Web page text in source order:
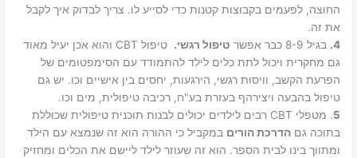
החוצה, לפעמים בקבוצות קטנות כדי לסייע לו. צריך לבדוק איך לקבל
את זה.
4. בגיל 8-9 כבר אפשר טיפול רגשי.
טיפול CBT והוא אכן יעיל מאוד
גם מחקרית ויכול לתת כלים לילד להתמודד עם הסימפטומים של
הפרעת הקשב, וויסות רגשי, הירגעות, יחסים בין אישיים וכו. יש גם
טיפול בהבעה ויצירהף בעזרת בע"ח, רכיבה טיפולית, מים וכו.
5
. מטפלי CBT רבים לילדים יכולים לבנות תוכנית טיפולית שכוללת
בתוכה גםהדרכת הורים במקביל כי ההורה הוא זה שנמצא עם הילד
ומתווך בינו לבית הספר. הוא זה שעוזר לילד ליישם את הכלים ומחזיק